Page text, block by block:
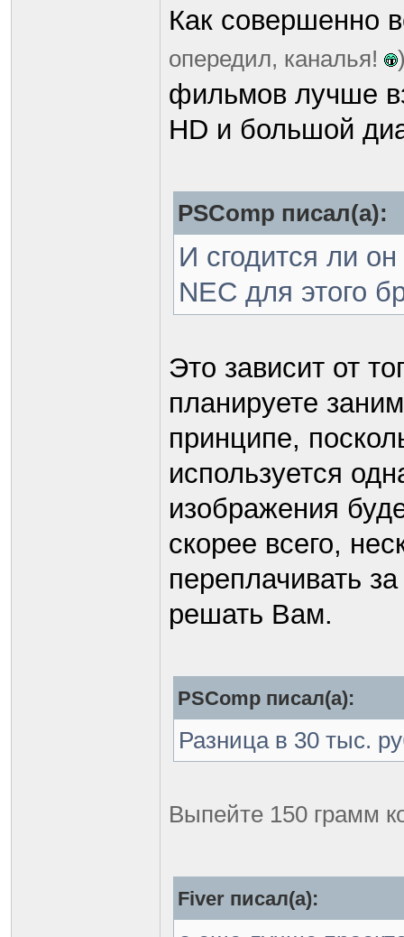
Как совершенно
опередил, каналья!
фильмов лучше
HD и большой
PSComp писал(а):
И сгодится ли
NEC для этого
Это зависит от
планируете
принципе,
используется
изображения
скорее всего,
переплачивать
решать Вам.
PSComp писал(а):
Разница в 30 тыс.
Выпейте 150 грамм
Fiver писал(а):